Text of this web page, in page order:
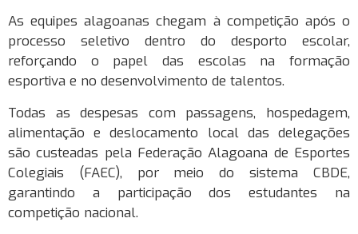
As equipes alagoanas chegam à competição após o
processo seletivo dentro do desporto escolar,
reforçando o papel das escolas na formação
esportiva e no desenvolvimento de talentos.
Todas as despesas com passagens, hospedagem,
alimentação e deslocamento local das delegações
são custeadas pela Federação Alagoana de Esportes
Colegiais (FAEC), por meio do sistema CBDE,
garantindo a participação dos estudantes na
competição nacional.